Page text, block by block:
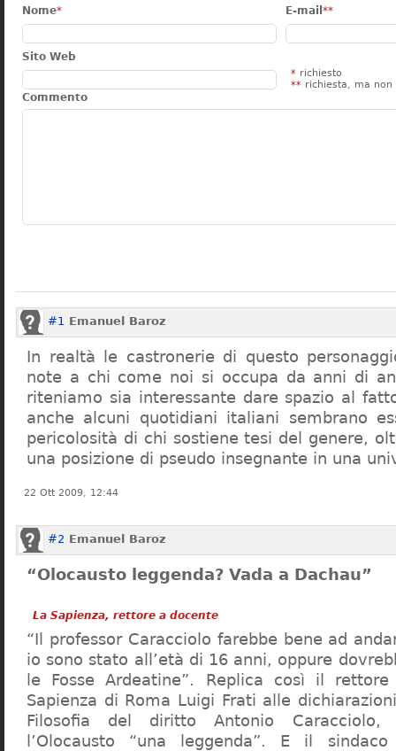
Nome* E-mail **
Sito Web
* richiesto
** richiesta, ma non
Commento
#1 Emanuel Baroz
In realtà le castronerie di questo
note a chi come noi si occupa da anni di
riteniamo sia interessante dare spazio al fatto
anche alcuni quotidiani italiani sembrano
pericolosità di chi sostiene tesi del genere,
una posizione di pseudo insegnante in una
22 Ott 2009, 12:44
#2 Emanuel Baroz
“Olocausto leggenda? Vada a Dachau”
La Sapienza, rettore a docente
“Il professor Caracciolo farebbe bene ad
io sono stato all’età di 16 anni, oppure
le Fosse Ardeatine”. Replica così il rettore
Sapienza di Roma Luigi Frati alle
Filosofia del diritto Antonio
l’Olocausto “una leggenda”. E il